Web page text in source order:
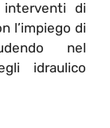
interventi di
l’impiego di
nel
idraulico